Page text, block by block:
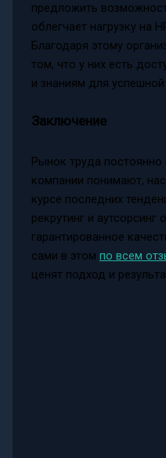
предложить
облегчает нагрузку на
Благодаря этому
том, что у них есть
и знаниям для
Заключение
Рынок труда
компании понимают,
курсе последних
рекрутинг и
гарантированное
сами в этом по всем
ценят подход и